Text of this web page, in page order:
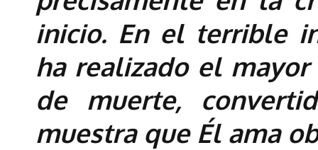
inicio. En el terrible
ha realizado el
de muerte,
muestra que Él ama